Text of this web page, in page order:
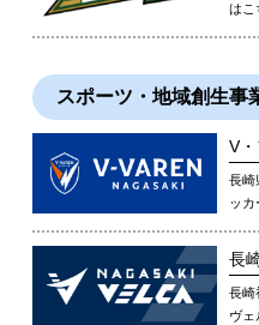
はこ
スポーツ・地域創生事
V
長崎
ッカ
長
長崎
ヴェ